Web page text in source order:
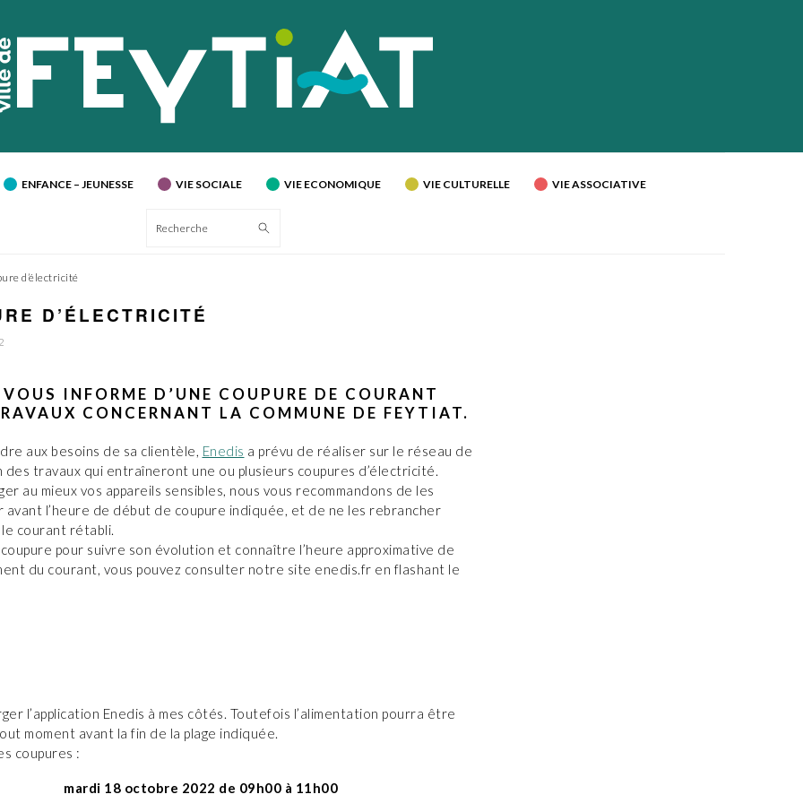
ENFANCE – JEUNESSE VIE SOCIALE VIE ECONOMIQUE VIE CULTURELLE VIE ASSOCIATIVE
Recherche
d’électricité
D’ÉLECTRICITÉ
INFORME D’UNE COUPURE DE COURANT
CONCERNANT LA COMMUNE DE FEYTIAT.
aux besoins de sa clientèle, Enedis a prévu de réaliser sur le réseau de
travaux qui entraîneront une ou plusieurs coupures d’électricité.
au mieux vos appareils sensibles, nous vous recommandons de les
avant l’heure de début de coupure indiquée, et de ne les rebrancher
le courant rétabli.
pour suivre son évolution et connaître l’heure approximative de
du courant, vous pouvez consulter notre site enedis.fr en flashant le
l’application Enedis à mes côtés. Toutefois l’alimentation pourra être
moment avant la fin de la plage indiquée.
coupures :
mardi 18 octobre 2022 de 09h00 à 11h00